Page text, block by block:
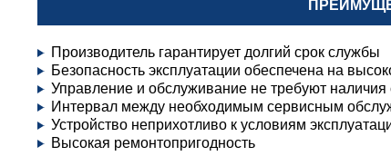
Производитель гарантирует долгий срок службы
Безопасность эксплуатации обеспечена на
Управление и обслуживание не требуют
Интервал между необходимым сервисным
Устройство неприхотливо к условиям
Высокая ремонтопригодность